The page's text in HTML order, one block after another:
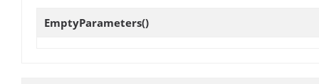
EmptyParameters()